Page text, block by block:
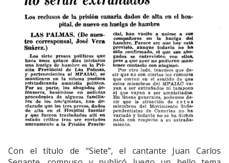
Con el título de “Siete”, el cantante Juan Carlos